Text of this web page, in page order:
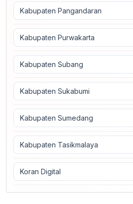
Kabupaten Pangandaran
Kabupaten Purwakarta
Kabupaten Subang
Kabupaten Sukabumi
Kabupaten Sumedang
Kabupaten Tasikmalaya
Koran Digital